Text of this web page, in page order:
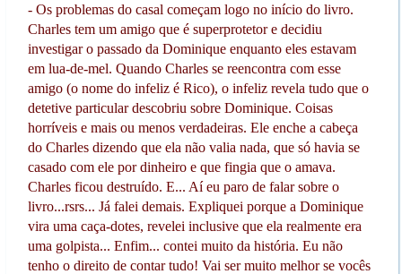
- Os problemas do casal começam logo no início do livro.
Charles tem um amigo que é superprotetor e decidiu
investigar o passado da Dominique enquanto eles estavam
em lua-de-mel. Quando Charles se reencontra com esse
amigo (o nome do infeliz é Rico), o infeliz revela tudo que o
detetive particular descobriu sobre Dominique. Coisas
horríveis e mais ou menos verdadeiras. Ele enche a cabeça
do Charles dizendo que ela não valia nada, que só havia se
casado com ele por dinheiro e que fingia que o amava.
Charles ficou destruído. E... Aí eu paro de falar sobre o
livro...rsrs... Já falei demais. Expliquei porque a Dominique
vira uma caça-dotes, revelei inclusive que ela realmente era
uma golpista... Enfim... contei muito da história. Eu não
tenho o direito de contar tudo! Vai ser muito melhor se vocês